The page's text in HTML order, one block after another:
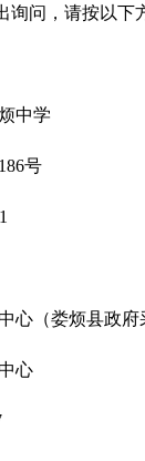
询问，请按以下
中学
号
心（娄烦县政府
心